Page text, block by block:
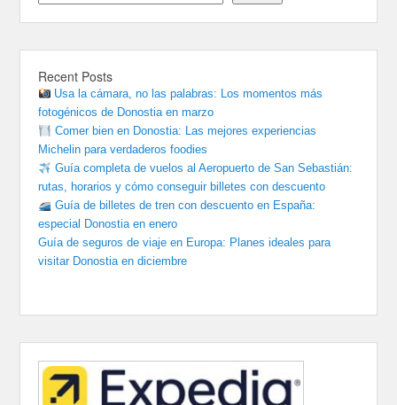
Recent Posts
Usa la cámara, no las palabras: Los momentos más
fotogénicos de Donostia en marzo
Comer bien en Donostia: Las mejores experiencias
Michelin para verdaderos foodies
Guía completa de vuelos al Aeropuerto de San Sebastián:
rutas, horarios y cómo conseguir billetes con descuento
Guía de billetes de tren con descuento en España:
especial Donostia en enero
Guía de seguros de viaje en Europa: Planes ideales para
visitar Donostia en diciembre